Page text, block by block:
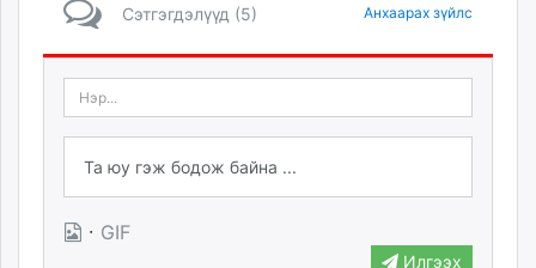
Сэтгэгдэлүүд (5) Анхаарах зүйлс
· GIF
Илгээх